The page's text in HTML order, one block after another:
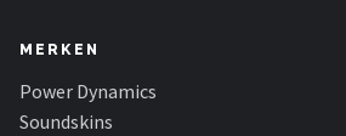
MERKEN
Power Dynamics
Soundskins